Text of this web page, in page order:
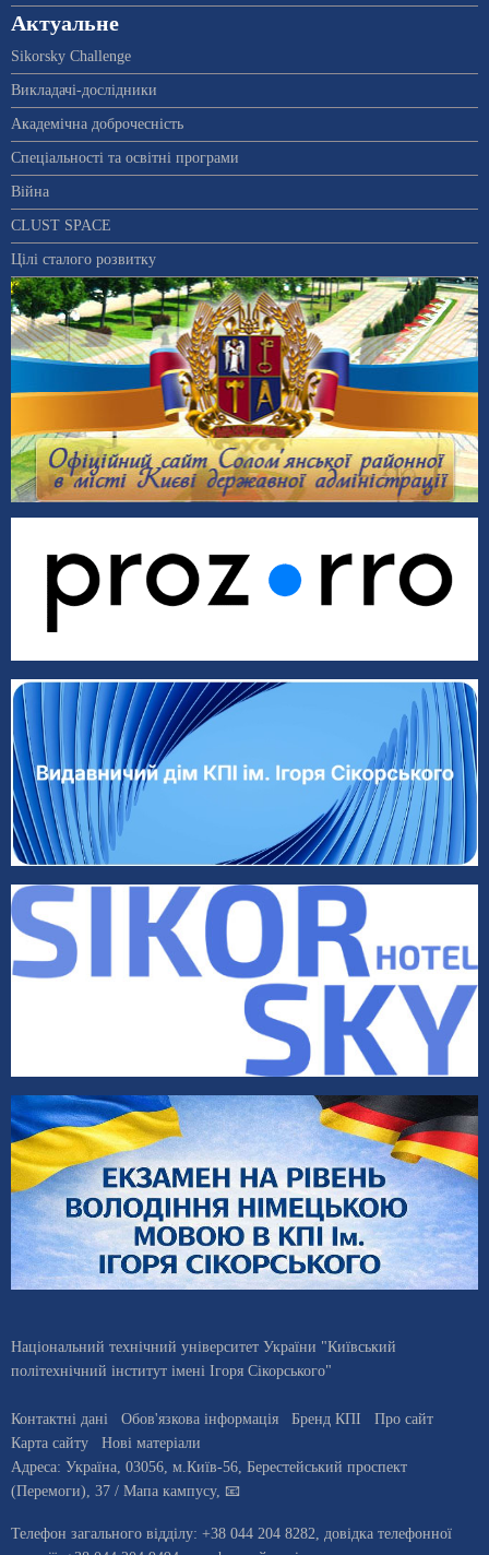
Актуальне
Sikorsky Challenge
Викладачі-дослідники
Академічна доброчесність
Спеціальності та освітні програми
Війна
CLUST SPACE
Цілі сталого розвитку
Національний технічний університет України "Київський
політехнічний інститут імені Ігоря Сікорського"
Контактні дані Обов'язкова інформація Бренд КПІ
Про сайт
Карта сайту
Нові матеріали
Адреса: Україна 03056 , м. Київ-56, Берестейський проспект
(Перемоги), 37 / Мапа кампусу, 📧
Телефон загального відділу: +38 044 204 8282 , довiдка телефонної